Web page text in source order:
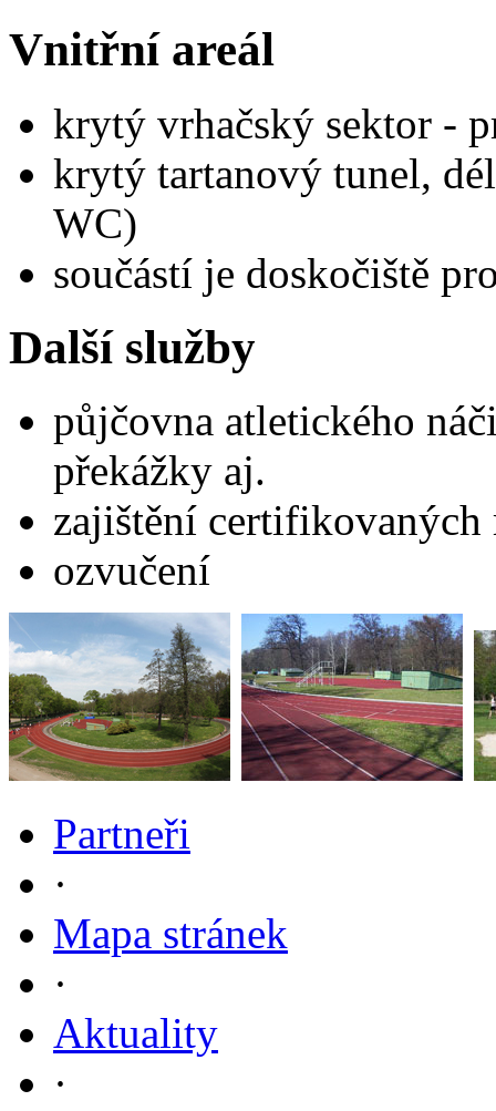
Vnitřní areál
krytý vrhačský sektor -
krytý tartanový tunel,
WC)
součástí je doskočiště
Další služby
půjčovna atletického
překážky aj.
zajištění certifikovaných
ozvučení
Partneři
·
Mapa stránek
·
Aktuality
·